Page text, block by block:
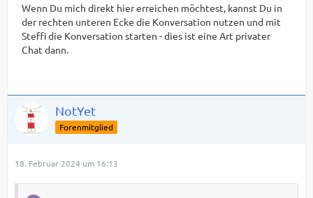
Wenn Du mich direkt hier erreichen möchtest, kannst Du in
der rechten unteren Ecke die Konversation nutzen und mit
Steffi die Konversation starten - dies ist eine Art privater
Chat dann.
NotYet
Forenmitglied
18. Februar 2024 um 16:13